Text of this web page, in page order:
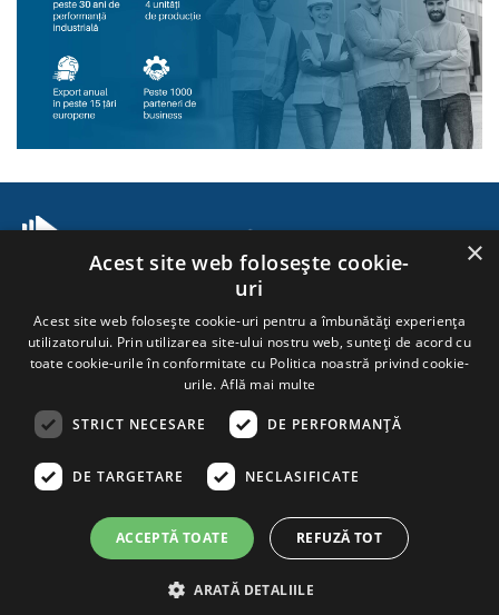
TeraSteel este un producător strategic de panouri termoizolante, profile
tehnologie avansată și expertiză tehnică construcțiile din Europa în repere
de eficiență termică și durabilitate.
Companie
Planet Passionate
Blog
Utile
Configurator Hale
Fișe Tehnice
Contact
Newsletter
Copyright © Terasteel 2026. Toate drepturile rezervate
Informații legale
Politici TeraSteel
Politică de confidențialitate
Politica de utilizare a cookie-urilor
×
Acest site web folosește cookie-
uri
Acest site web folosește cookie-uri pentru a îmbunătăți experiența
utilizatorului. Prin utilizarea site-ului nostru web, sunteți de acord cu
toate cookie-urile în conformitate cu Politica noastră privind cookie-
urile. Află mai multe
STRICT NECESARE DE PERFORMANȚĂ
DE TARGETARE NECLASIFICATE
ACCEPTĂ TOATE REFUZĂ TOT
ARATĂ DETALIILE